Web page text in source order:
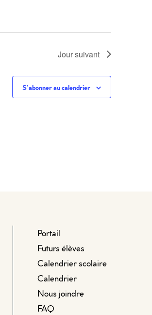
Jour suivant
S’abonner au calendrier
Portail
Futurs élèves
Calendrier scolaire
Calendrier
Nous joindre
FAQ